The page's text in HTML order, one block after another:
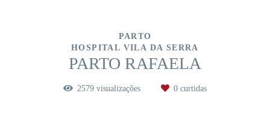
PARTO
HOSPITAL VILA DA SERRA
PARTO RAFAELA
2579 visualizações 0 curtidas